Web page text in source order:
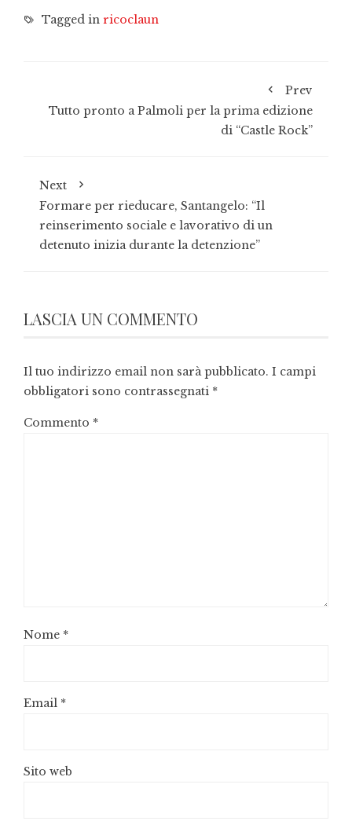
Tagged in ricoclaun
Prev
Tutto pronto a Palmoli per la prima edizione
di “Castle Rock”
Next
Formare per rieducare, Santangelo: “Il
reinserimento sociale e lavorativo di un
detenuto inizia durante la detenzione”
LASCIA UN COMMENTO
Il tuo indirizzo email non sarà pubblicato. I campi
obbligatori sono contrassegnati *
Commento *
Nome *
Email *
Sito web